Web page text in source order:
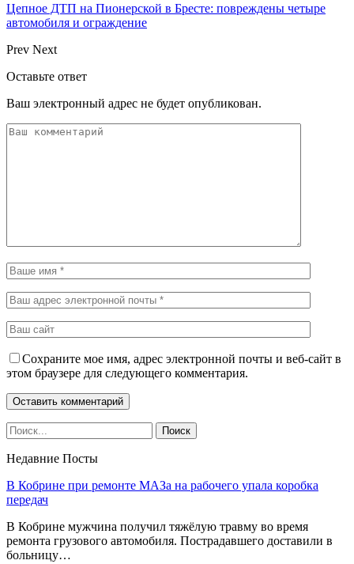
Цепное ДТП на Пионерской в Бресте: повреждены четыре
автомобиля и ограждение
Prev Next
Оставьте ответ
Ваш электронный адрес не будет опубликован.
Сохраните мое имя, адрес электронной почты и веб-сайт в
этом браузере для следующего комментария.
Недавние Посты
В Кобрине при ремонте МАЗа на рабочего упала коробка
передач
В Кобрине мужчина получил тяжёлую травму во время
ремонта грузового автомобиля. Пострадавшего доставили в
больницу…